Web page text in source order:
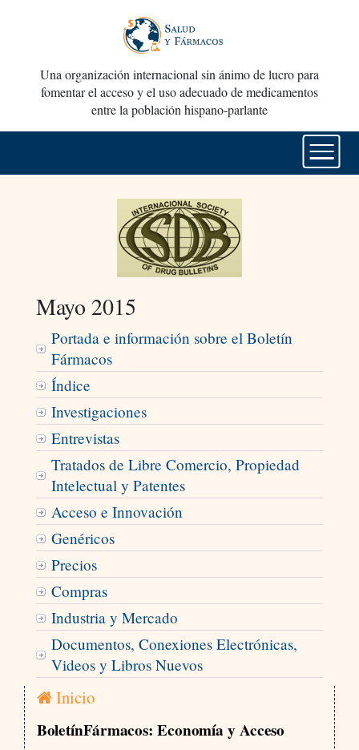
Una organización internacional sin ánimo de lucro para
fomentar el acceso y el uso adecuado de medicamentos
entre la población hispano-parlante
Mayo 2015
Portada e información sobre el Boletín
Fármacos
Índice
Investigaciones
Entrevistas
Tratados de Libre Comercio, Propiedad
Intelectual y Patentes
Acceso e Innovación
Genéricos
Precios
Compras
Industria y Mercado
Documentos, Conexiones Electrónicas,
Videos y Libros Nuevos
Inicio
BoletínFármacos: Economía y Acceso